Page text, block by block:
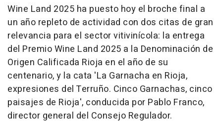
Wine Land 2025 ha puesto hoy el broche final a
un año repleto de actividad con dos citas de gran
relevancia para el sector vitivinícola: la entrega
del Premio Wine Land 2025 a la Denominación de
Origen Calificada Rioja en el año de su
centenario, y la cata 'La Garnacha en Rioja,
expresiones del Terruño. Cinco Garnachas, cinco
paisajes de Rioja', conducida por Pablo Franco,
director general del Consejo Regulador.